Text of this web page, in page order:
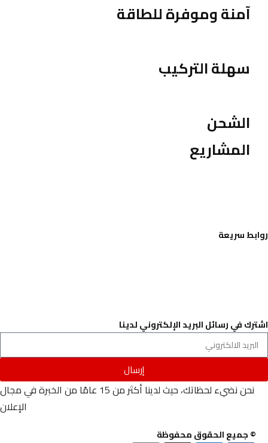
آمنة وموفرة للطاقة
سهلة التركيب
الشحن
المشاريع
روابط سريعة
اشترك في رسائل البريد الإلكتروني لدينا
إرسال
نحن نضيء لحظاتك، حيث لدينا أكثر من 15 عامًا من الخبرة في مجال
الإعلان
© جميع الحقوق محفوظة